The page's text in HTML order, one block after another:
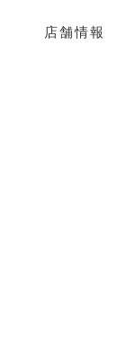
店舗情報